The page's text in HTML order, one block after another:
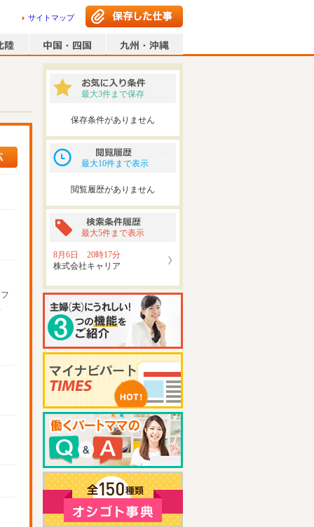
サイトマップ
最大3件まで保存
保存条件がありません
最大10件まで表示
閲覧履歴がありません
最大5件まで表示
8月6日 20時17分
株式会社キャリア